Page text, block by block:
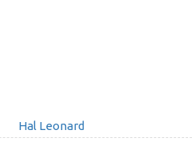
Hal Leonard